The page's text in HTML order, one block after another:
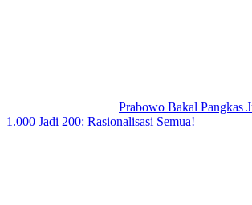
Prabowo Bakal Pangkas
1.000 Jadi 200: Rasionalisasi Semua!